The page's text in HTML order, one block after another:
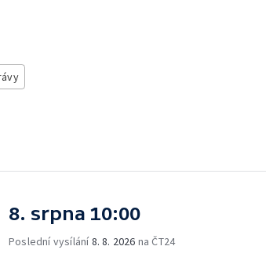
8. srpna 10:00
Poslední vysílání8. 8. 2026 na ČT24